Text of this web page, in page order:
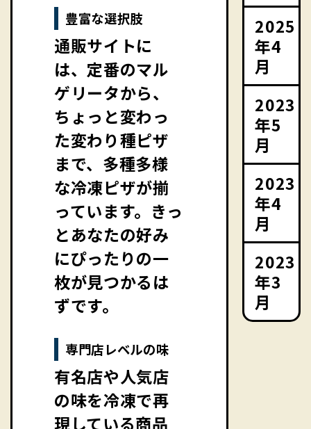
豊富な選択肢
通販サイトに
は、定番のマル
ゲリータから、
ちょっと変わっ
た変わり種ピザ
まで、多種多様
な冷凍ピザが揃
っています。きっ
とあなたの好み
にぴったりの一
枚が見つかるは
ずです。
専門店レベルの味
有名店や人気店
の味を冷凍で再
現している商品
2025
年4
月
2023
年5
月
2023
年4
月
2023
年3
月